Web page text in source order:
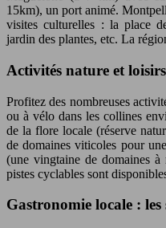
15km), un port animé.
visites culturelles : la place
jardin des plantes, etc. La
Activités nature et
Profitez des nombreuses
ou à vélo dans les collines
de la flore locale (réserve
de domaines viticoles pour
(une vingtaine de domaines
pistes cyclables sont
Gastronomie locale :